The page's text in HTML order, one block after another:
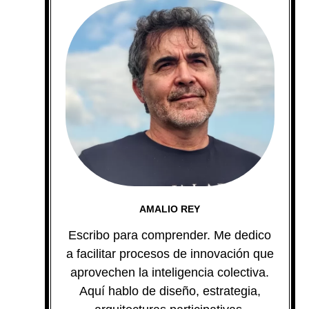
AMALIO REY
Escribo para comprender. Me dedico
a facilitar procesos de innovación que
aprovechen la inteligencia colectiva.
Aquí hablo de diseño, estrategia,